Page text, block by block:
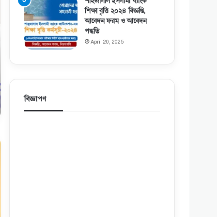
শিক্ষা বৃত্তি ২০২৪ বিজ্ঞপ্তি,
আবেদন ফরম ও আবেদন
পদ্ধতি
April 20, 2025
বিজ্ঞাপণ